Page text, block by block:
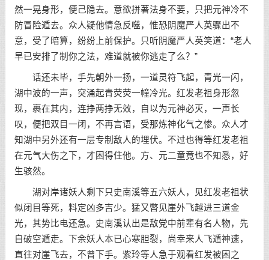
然一晃身形，便己隐去。意欲拼著法身不要，只把元神冷不
防冒险遁去。众人疑他情急反噬，惟恐阴魔严人英骤出不
意，受了暗算，纷纷上前保护。只听阴魔严人英笑道：“老人
早已安排了制你之法，难道就被你逃走了么？”
话还未毕，手先朝外一扬，一道灵符飞起，青光一闪，
湖中波的一声，突涌起青荧荧一幢冷光。红发老祖身形忽
现，裹在其内，连挣两挣无效，自以为元神必灭，一声长
叹，便把双目一闭，不再言语，受那炼神化气之惨。众人才
知湖中另外还有一层专制敌人的埋伏。不过也得等红发老祖
在元气大伤之下，才困得住他。方、元二童竟也不知悉，好
生骇然。
湖对岸诸妖人剩下只史南溪等五六妖人，见红发老祖状
似闭目等死，料定凶多吉少。猛又瞥见崖外飞越进三道金
光，其势比电还急。史南溪认出是敌党中前辈有名人物，先
自破空遁走。下余妖人本已心寒胆裂，尚幸来人飞遁神速，
直往对崖飞去，不曾下手。紫玲等人急于观看红发被困之